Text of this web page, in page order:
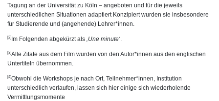
Tagung an der Universität zu Köln – angeboten und für die jeweils
unterschiedlichen Situationen adaptiert Konzipiert wurden sie insbesondere
für Studierende und (angehende) Lehrer*innen.
[2]Im Folgenden abgekürzt als ‚Une minute‘
[3]Alle Zitate aus dem Film wurden von den Autor*innen aus den englischen
Untertiteln übernommen.
[4]Obwohl die Workshops je nach Ort, Teilnehmer*innen, Institution
unterschiedlich verlaufen, lassen sich hier einige sich wiederholende
Vermittlungsmomente